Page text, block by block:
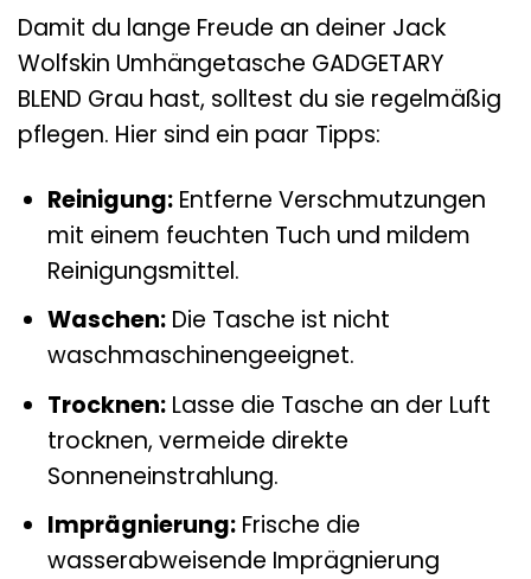
Damit du lange Freude an deiner Jack
Wolfskin Umhängetasche GADGETARY
BLEND Grau hast, solltest du sie regelmäßig
pflegen. Hier sind ein paar Tipps:
Reinigung:Entferne Verschmutzungen
mit einem feuchten Tuch und mildem
Reinigungsmittel.
Waschen:Die Tasche ist nicht
waschmaschinengeeignet.
Trocknen:Lasse die Tasche an der Luft
trocknen, vermeide direkte
Sonneneinstrahlung.
Imprägnierung:Frische die
wasserabweisende Imprägnierung